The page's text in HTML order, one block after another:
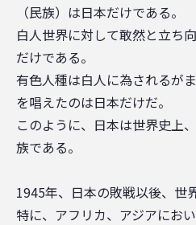
（民族）は日本だけである。
白人世界に対して敢然と立ち
だけである。
有色人種は白人に為されるが
を唱えたのは日本だけだ。
このように、日本は世界史上
族である。
1945年、日本の敗戦以後、世
特に、アフリカ、アジアにお